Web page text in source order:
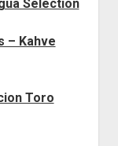
Selection
– Kahve
Toro